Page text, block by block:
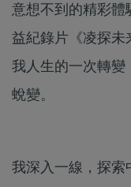
意想不到的精彩體
益紀錄片《凌探未
我人生的一次轉變
蛻變。
我深入一線，探索